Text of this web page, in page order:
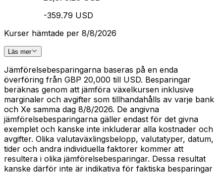
-359.79 USD
Kurser hämtade per 8/8/2026
Läs mer
Jämförelsebesparingarna baseras på en enda
överföring från GBP 20,000 till USD. Besparingar
beräknas genom att jämföra växelkursen inklusive
marginaler och avgifter som tillhandahålls av varje bank
och Xe samma dag 8/8/2026. De angivna
jämförelsebesparingarna gäller endast för det givna
exemplet och kanske inte inkluderar alla kostnader och
avgifter. Olika valutaväxlingsbelopp, valutatyper, datum,
tider och andra individuella faktorer kommer att
resultera i olika jämförelsebesparingar. Dessa resultat
kanske därför inte är indikativa för faktiska besparingar